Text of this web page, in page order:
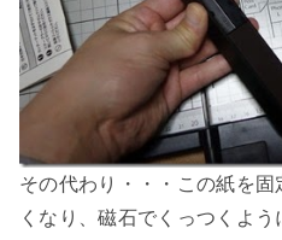
その代わり・・・この紙を
くなり、磁石でくっつくよう